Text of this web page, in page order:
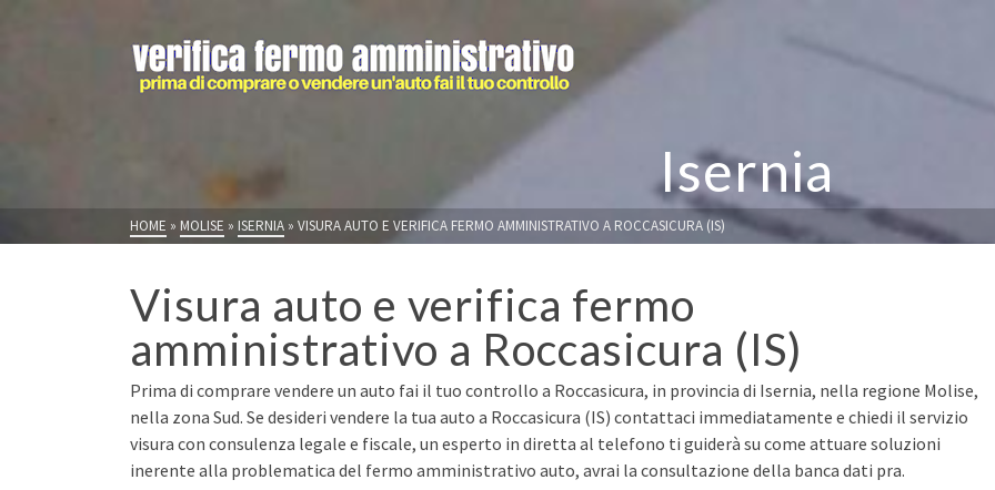
Isernia
HOME » MOLISE » ISERNIA » VISURA AUTO E VERIFICA FERMO AMMINISTRATIVO A ROCCASICURA (IS)
Visura auto e verifica fermo
amministrativo a Roccasicura (IS)
Prima di comprare vendere un auto fai il tuo controllo a Roccasicura, in provincia di Isernia, nella regione Molise,
nella zona Sud. Se desideri vendere la tua auto a Roccasicura (IS) contattaci immediatamente e chiedi il servizio
visura con consulenza legale e fiscale, un esperto in diretta al telefono ti guiderà su come attuare soluzioni
inerente alla problematica del fermo amministrativo auto, avrai la consultazione della banca dati pra.